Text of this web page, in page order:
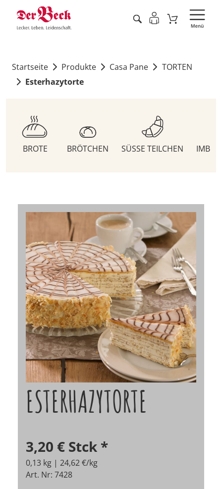
Startseite Produkte Casa Pane
TORTEN
Esterhazytorte
BROTE BRÖTCHEN SÜSSE TEILCHEN
ESTERHAZYTORTE
3,20 € Stck *
0,13 kg | 24,62 €/kg
Art. Nr: 7428